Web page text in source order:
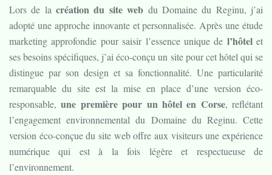
Lors de lacréation du site web du Domaine du Reginu, j’ai
adopté une approche innovante et personnalisée. Après une étude
marketing approfondie pour saisir l’essence unique de l’hôtelet
ses besoins spécifiques, j’ai éco-conçu un site pour cet hôtel qui se
distingue par son design et sa fonctionnalité. Une particularité
remarquable du site est la mise en place d’une version éco-
responsable,une première pour un hôtel en Corse, reflétant
l’engagement environnemental du Domaine du Reginu. Cette
version éco-conçue du site web offre aux visiteurs une expérience
numérique qui est à la fois légère et respectueuse de
l’environnement.